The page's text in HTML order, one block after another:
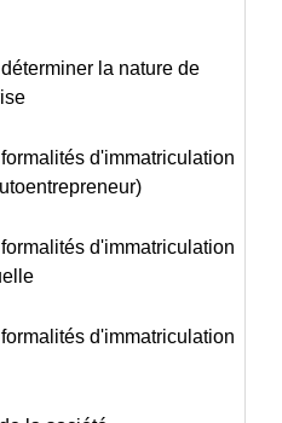
la nature de
d'immatriculation
d'immatriculation
d'immatriculation